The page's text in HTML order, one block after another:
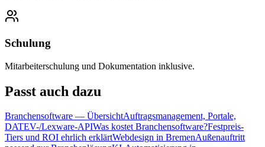
Schulung
Mitarbeiterschulung und Dokumentation inklusive.
Passt auch dazu
Branchensoftware — ÜbersichtAuftragsmanagement, Portale,
DATEV-/Lexware-APIWas kostet Branchensoftware?Festpreis-
Tiers und ROI ehrlich erklärtWebdesign in BremenAußenauftritt